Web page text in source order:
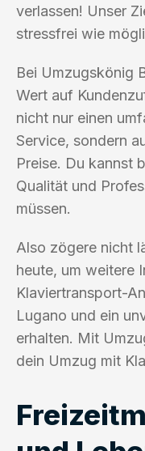
verlassen! Unser
stressfrei wie
Bei Umzugskönig
Wert auf
nicht nur einen
Service, sondern
Preise. Du kannst
Qualität und
müssen.
Also zögere nicht
heute, um weitere
Klaviertransport-
Lugano und ein
erhalten. Mit
dein Umzug mit